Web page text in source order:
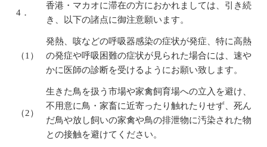
4．
香港・マカオに滞在の方におかれましては、引き続
き、以下の諸点に御注意願います。
（1）
発熱、咳などの呼吸器感染の症状が発症、特に高熱
の発症や呼吸困難の症状が見られた場合には、速や
かに医師の診断を受けるようにお願い致します。
（2）
生きた鳥を扱う市場や家禽飼育場への立入を避け、
不用意に鳥・家畜に近寄ったり触れたりせず、死ん
だ鳥や放し飼いの家禽や鳥の排泄物に汚染された物
との接触を避けてください。